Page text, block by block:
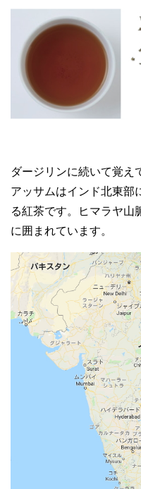
ダージリンに続いて覚え
アッサムはインド北東部
る紅茶です。ヒマラヤ山
に囲まれています。